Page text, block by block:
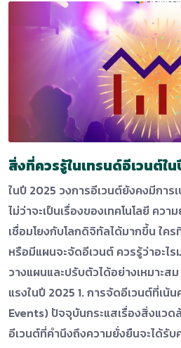
สิ่งที่ควรรู้ในเทรนด์อีเวนต์ใ
ในปี 2025 วงการอีเวนต์ยังคงมีการ
ไม่ว่าจะเป็นเรื่องของเทคโนโลยี คว
เชื่อมโยงกับโลกดิจิทัลได้มากขึ้น ใค
หรือมีแผนจะจัดอีเวนต์ ควรรู้ว่าอะไร
วางแผนและปรับตัวได้อย่างเหมาะส
แรงในปี 2025 1. การจัดอีเวนต์ที่เ
Events) ปัจจุบันกระแสเรื่องสิ่งแวด
อีเวนต์ที่คำนึงถึงความยั่งยืนจะได้รับ